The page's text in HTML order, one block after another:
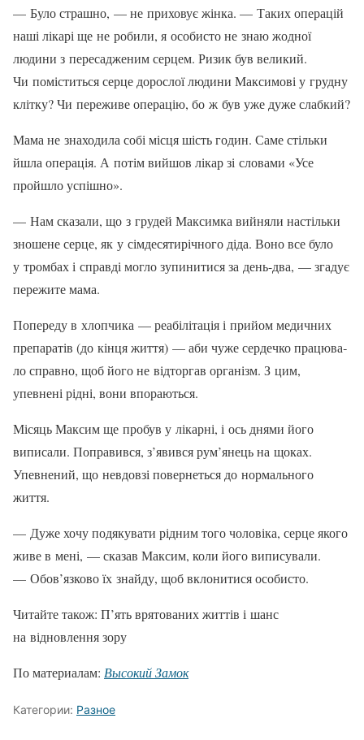
— Було страшно, — не приховує жін­ка. — Таких операцій
наші лікарі ще не робили, я особисто не знаю жодної
людини з пересадженим серцем. Ри­зик був великий.
Чи поміститься сер­це дорослої людини Максимові у груд­ну
клітку? Чи переживе операцію, бо ж був уже дуже слабкий?
Мама не знаходила собі місця шість годин. Саме стільки
йшла операція. А потім вийшов лікар зі словами «Усе
пройшло успішно».
— Нам сказали, що з грудей Максим­ка вийняли настільки
зношене серце, як у сімдесятирічного діда. Воно все було
у тромбах і справді могло зупинитися за день-два, — згадує
пережите мама.
Попереду в хлопчика — реабілітація і прийом медичних
препаратів (до кінця життя) — аби чуже сердечко працюва­
ло справно, щоб його не відторгав ор­ганізм. З цим,
упевнені рідні, вони впо­раються.
Місяць Максим ще пробув у лікарні, і ось днями його
виписали. Поправився, з’явився рум’янець на щоках.
Упевне­ний, що невдовзі повернеться до нор­мального
життя.
— Дуже хочу подякувати рідним того чоловіка, серце якого
живе в мені, — сказав Максим, коли його виписували.
— Обов’язково їх знайду, щоб вклони­тися особисто.
Читайте також: П’ять врятованих життів і шанс
на відновлення зору
По материалам: Высокий Замок
Категории: Разное